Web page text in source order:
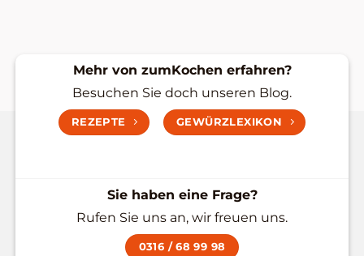
Mehr von zumKochen erfahren?
Besuchen Sie doch unseren Blog.
REZEPTE GEWÜRZLEXIKON
Sie haben eine Frage?
Rufen Sie uns an, wir freuen uns.
0316 / 68 99 98